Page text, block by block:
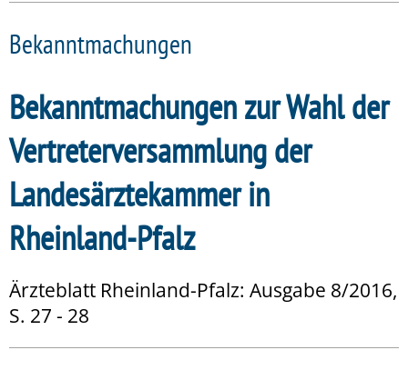
Bekanntmachungen
Bekanntmachungen zur Wahl der
Vertreterversammlung der
Landesärztekammer in
Rheinland-Pfalz
Ärzteblatt Rheinland-Pfalz: Ausgabe 8/2016,
S. 27 - 28